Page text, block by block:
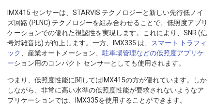
IMX415 センサーは、STARVIS テクノロジーと新しい先行低ノイ
ズ回路 (PLNC) テクノロジーを組み合わせることで、低照度アプリ
ケーションでの優れた視認性を実現します。これにより、SNR (信
号対雑音比) が向上します。一方、IMX335 は、 スマート トラフィ
ック、産業オートメーション、駐車場管理などの低照度アプリケ
ーション用のコンパクト センサーとしても使用されます。
つまり、低照度性能に関してはIMX415の方が優れています。しか
しながら、非常に高い水準の低照度性能が要求されないようなア
プリケーションでは、IMX335を使用することができます。